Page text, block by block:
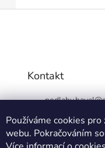
Používáme cookies
webu. Pokračováním
Kontakt
podlahy.havel@
606 566 489